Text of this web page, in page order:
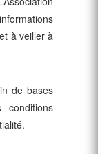
à veiller à
de bases